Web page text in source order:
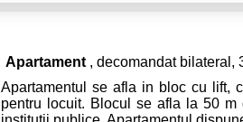
Apartament , decomandat bilateral,
Apartamentul se afla in bloc cu lift,
pentru locuit. Blocul se afla la 50